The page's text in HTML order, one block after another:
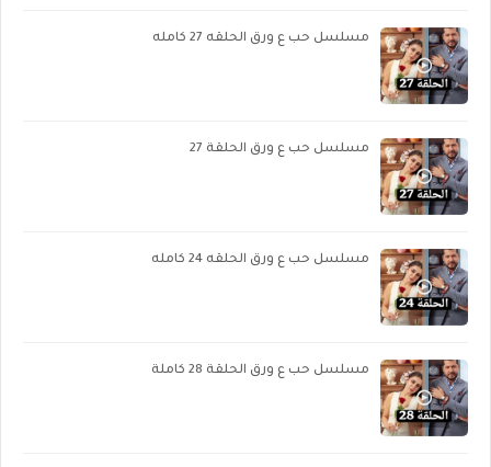
مسلسل حب ع ورق الحلقه 27 كامله
مسلسل حب ع ورق الحلقة 27
مسلسل حب ع ورق الحلقه 24 كامله
مسلسل حب ع ورق الحلقة 28 كاملة